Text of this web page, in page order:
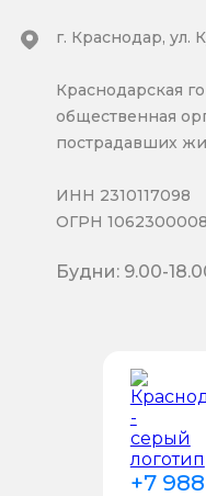
+7
г. Краснодар, ул.
Краснодарская
общественная
пострадавших
ИНН 2310117098
ОГРН
Будни: 9.00-